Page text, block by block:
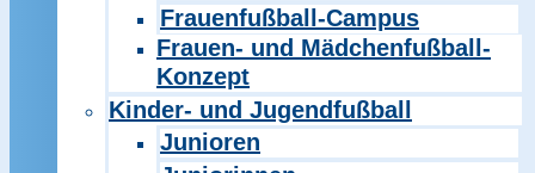
Frauenfußball-Campus
Frauen- und Mädchenfußball-
Konzept
Kinder- und Jugendfußball
Junioren